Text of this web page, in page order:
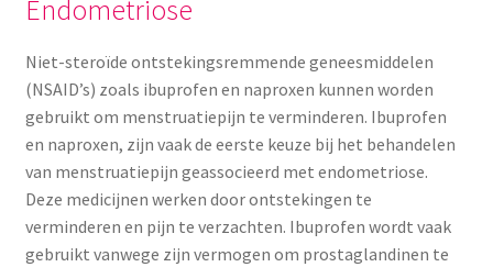
Oefenbroekjes – zindelijkheidstraining
Yoni eggs
Diverse
Contact
Endometriose
Niet-steroïde ontstekingsremmende geneesmiddelen
(NSAID’s) zoals ibuprofen en naproxen kunnen worden
gebruikt om menstruatiepijn te verminderen. Ibuprofen
en naproxen, zijn vaak de eerste keuze bij het behandelen
van menstruatiepijn geassocieerd met endometriose.
Deze medicijnen werken door ontstekingen te
verminderen en pijn te verzachten. Ibuprofen wordt vaak
gebruikt vanwege zijn vermogen om prostaglandinen te